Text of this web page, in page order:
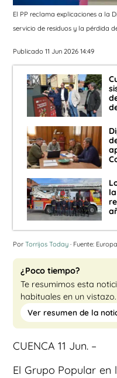
El PP reclama explicaciones a la
servicio de residuos y la pérdida
Publicado 11 Jun 2026 14:49
Por Torrijos Today · Fuente:
¿Poco tiempo?
Te resumimos esta
habituales en un vistazo.
Ver resumen de la
CUENCA 11 Jun. –
El Grupo Popular en